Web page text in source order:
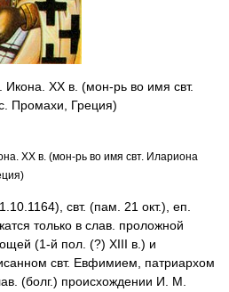
XX в. (мон-рь во имя свт.
Промахи, Греция)
XX в. (мон-рь во имя свт. Илариона
свт. (пам. 21 окт.), еп.
только в слав. проложной
(1-й пол. (?) XIII в.) и
свт. Евфимием, патриархом
(болг.) происхождении И. М.